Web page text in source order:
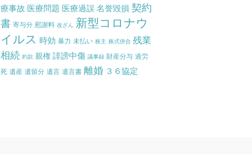
療事故 医療問題 医療過誤 名誉毀損 契約
書 寄与分 慰謝料 改ざん 新型コロナウ
イルス 時効 暴力 未払い 株主 株式併合 残業
相続 約款 親権 誹謗中傷 議事録 財産分与 過労
死 遺産 遺留分 遺言 遺言書 離婚 ３６協定